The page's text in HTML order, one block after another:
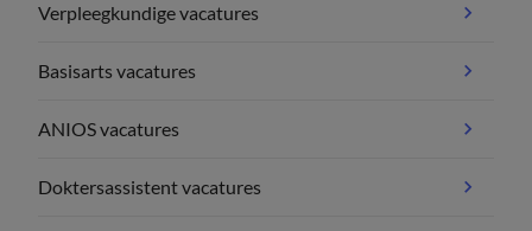
Verpleegkundige vacatures
Basisarts vacatures
ANIOS vacatures
Doktersassistent vacatures